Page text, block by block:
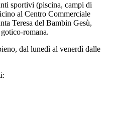
sportivi (piscina, campi di
al Centro Commerciale
Teresa del Bambin Gesù,
romana.
dal lunedì al venerdì dalle